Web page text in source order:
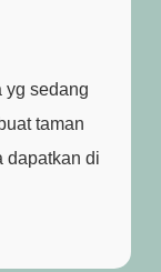
yg sedang
taman
dapatkan di